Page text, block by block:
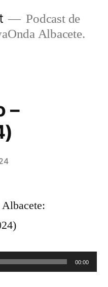
Podcast de
Albacete.
–
00:00